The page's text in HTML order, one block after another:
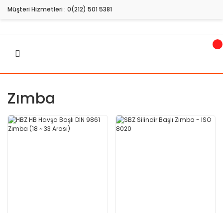
Müşteri Hizmetleri : 0(212) 501 5381
Zımba